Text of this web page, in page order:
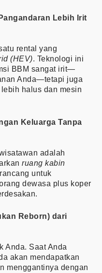
Lebih Irit
rental yang
(HEV). Teknologi ini
BBM sangat irit—
Anda—tetapi juga
halus dan mesin
Keluarga Tanpa
adalah
ruang kabin
untuk
dewasa plus koper
Reborn) dari
Anda. Saat Anda
akan mendapatkan
menggantinya dengan